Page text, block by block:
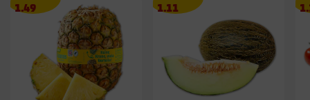
Angebotspreis
1.49
Angebotspreis
1.11